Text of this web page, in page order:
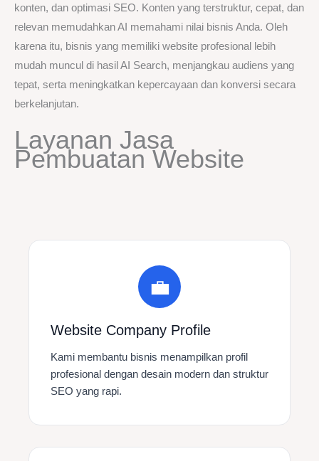
konten, dan optimasi SEO. Konten yang terstruktur, cepat, dan
relevan memudahkan AI memahami nilai bisnis Anda. Oleh
karena itu, bisnis yang memiliki website profesional lebih
mudah muncul di hasil AI Search, menjangkau audiens yang
tepat, serta meningkatkan kepercayaan dan konversi secara
berkelanjutan.
Layanan Jasa
Pembuatan Website
💼
Website Company Profile
Kami membantu bisnis menampilkan profil
profesional dengan desain modern dan struktur
SEO yang rapi.